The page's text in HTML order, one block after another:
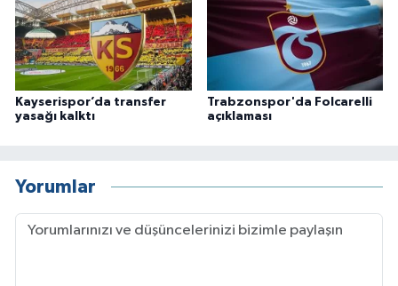
Kayserispor’da transfer
yasağı kalktı
Trabzonspor'da Folcarelli
açıklaması
Yorumlar